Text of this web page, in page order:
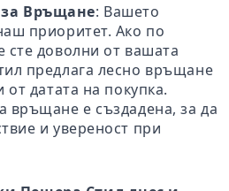
за Връщане: Вашето
приоритет. Ако по
сте доволни от вашата
предлага лесно връщане
датата на покупка.
връщане е създадена, за да
и увереност при